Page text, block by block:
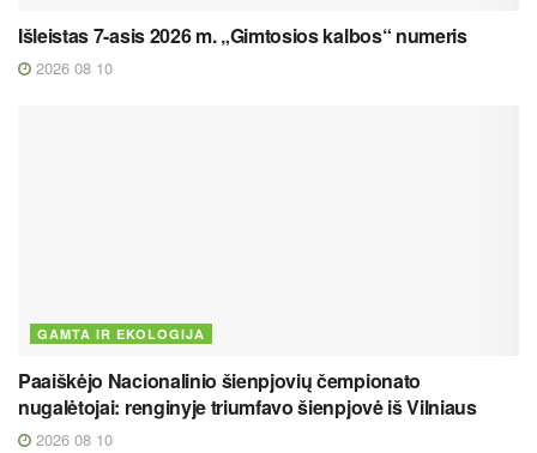
Išleistas 7-asis 2026 m. „Gimtosios kalbos“ numeris
2026 08 10
GAMTA IR EKOLOGIJA
Paaiškėjo Nacionalinio šienpjovių čempionato
nugalėtojai: renginyje triumfavo šienpjovė iš Vilniaus
2026 08 10